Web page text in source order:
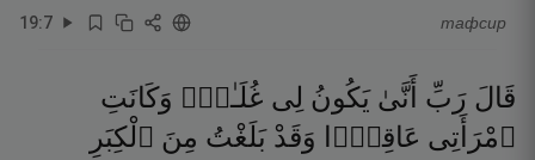
19:7 тафсир
قَالَ رَبِّ أَنَّىٰ يَكُونُ لِى غُلَـٰمٌۭ وَكَانَتِ
ٱمْرَأَتِى عَاقِرًۭا وَقَدْ بَلَغْتُ مِنَ ٱلْكِبَرِ